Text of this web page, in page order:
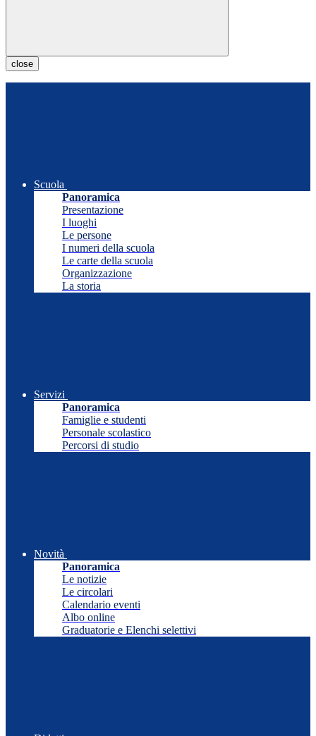
close
Scuola
Panoramica
Presentazione
I luoghi
Le persone
I numeri della scuola
Le carte della scuola
Organizzazione
La storia
Servizi
Panoramica
Famiglie e studenti
Personale scolastico
Percorsi di studio
Novità
Panoramica
Le notizie
Le circolari
Calendario eventi
Albo online
Graduatorie e Elenchi selettivi